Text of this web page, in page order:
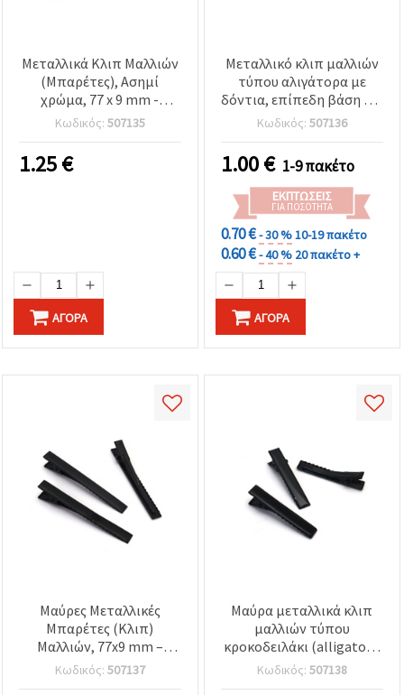
Μεταλλικά Κλιπ Μαλλιών
(Μπαρέτες), Ασημί
χρώμα, 77 x 9 mm -
Συσκευασία 10 τεμ.
Κωδικός: 507135
1.25€
ΑΓΟΡΆ
Μεταλλικό κλιπ μαλλιών
τύπου αλιγάτορα με
δόντια, επίπεδη βάση για
χειροτεχνίες, 56x8 mm,
μαύρο - 10 τεμ.
Κωδικός: 507136
1.00€ 1-9 πακέτο
ΕΚΠΤΏΣΕΙΣ
ΓΙΑ ΠΟΣΌΤΗΤΑ
0.70 €- 30 %10-19 πακέτο
0.60 €- 40 % 20 πακέτο +
ΑΓΟΡΆ
Μαύρες Μεταλλικές
Μπαρέτες (Κλιπ)
Μαλλιών, 77x9 mm –
Συσκευασία 5 τεμ.
Κωδικός: 507137
Μαύρα μεταλλικά κλιπ
μαλλιών τύπου
κροκοδειλάκι (alligator),
41x7 mm - 10 τεμ.
Κωδικός: 507138